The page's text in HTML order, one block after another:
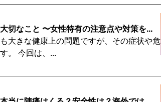
切なこと 〜女性特有の注意点や対策を...
大きな健康上の問題ですが、その症状や危
。 今回は、...